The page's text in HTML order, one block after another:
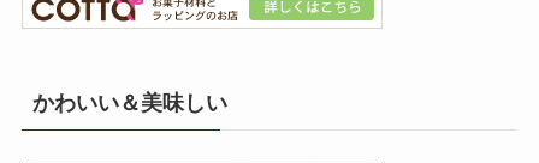
かわいい＆美味しい